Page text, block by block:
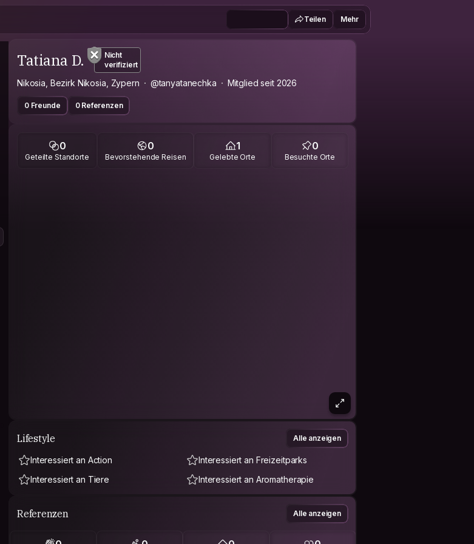
Teilen Mehr
Tatiana D.
Nicht
verifiziert
Nikosia, Bezirk Nikosia, Zypern @tanyatanechka Mitglied seit 2026
0 Freunde 0 Referenzen
0
Geteilte Standorte
0
Bevorstehende Reisen
1
Gelebte Orte
0
Besuchte Orte
Lifestyle Alle anzeigen
Interessiert an Action
Interessiert an Freizeitparks
Interessiert an Tiere
Interessiert an Aromatherapie
Referenzen Alle anzeigen